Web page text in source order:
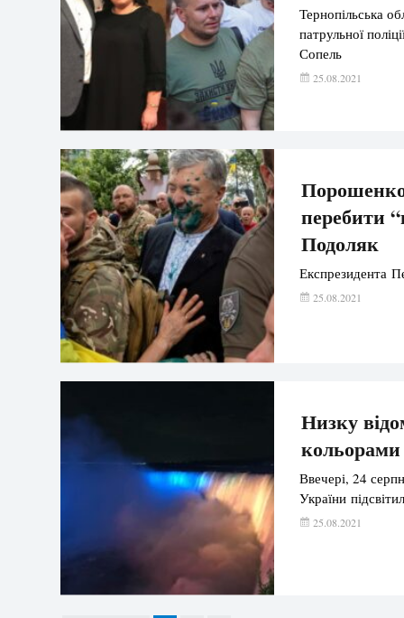
Тернопільська
патрульної
Сопель
25.08.2021
перебити
Подоляк
Експрезидента
25.08.2021
Низку
Ввечері, 24
України
25.08.2021